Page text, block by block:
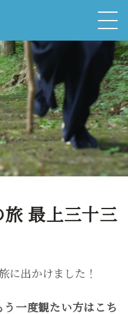
旅 最上三十三
に出かけました！
一度観たい方はこち